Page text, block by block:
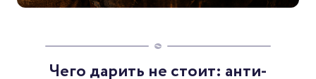
Чего дарить не стоит: анти-